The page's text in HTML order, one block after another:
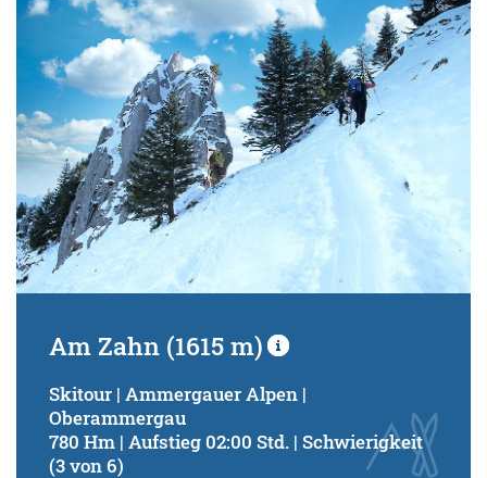
bis
Kondition (Tourdauer):
von
bis
Suchbegriff:
Am Zahn (1615 m)
Skitour | Ammergauer Alpen |
Oberammergau
780 Hm | Aufstieg 02:00 Std. | Schwierigkeit
(3 von 6)